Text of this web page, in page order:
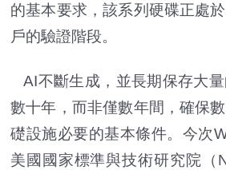
的基本要求，該系列硬碟正處
戶的驗證階段。
AI不斷生成，並長期保存大
數十年，而非僅數年間，確保
礎設施必要的基本條件。今次
美國國家標準與技術研究院（